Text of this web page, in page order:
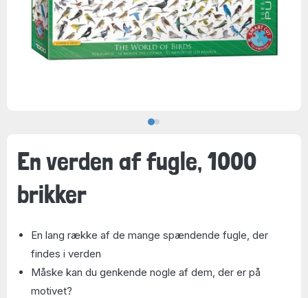
En verden af fugle, 1000
brikker
En lang række af de mange spændende fugle, der
findes i verden
Måske kan du genkende nogle af dem, der er på
motivet?